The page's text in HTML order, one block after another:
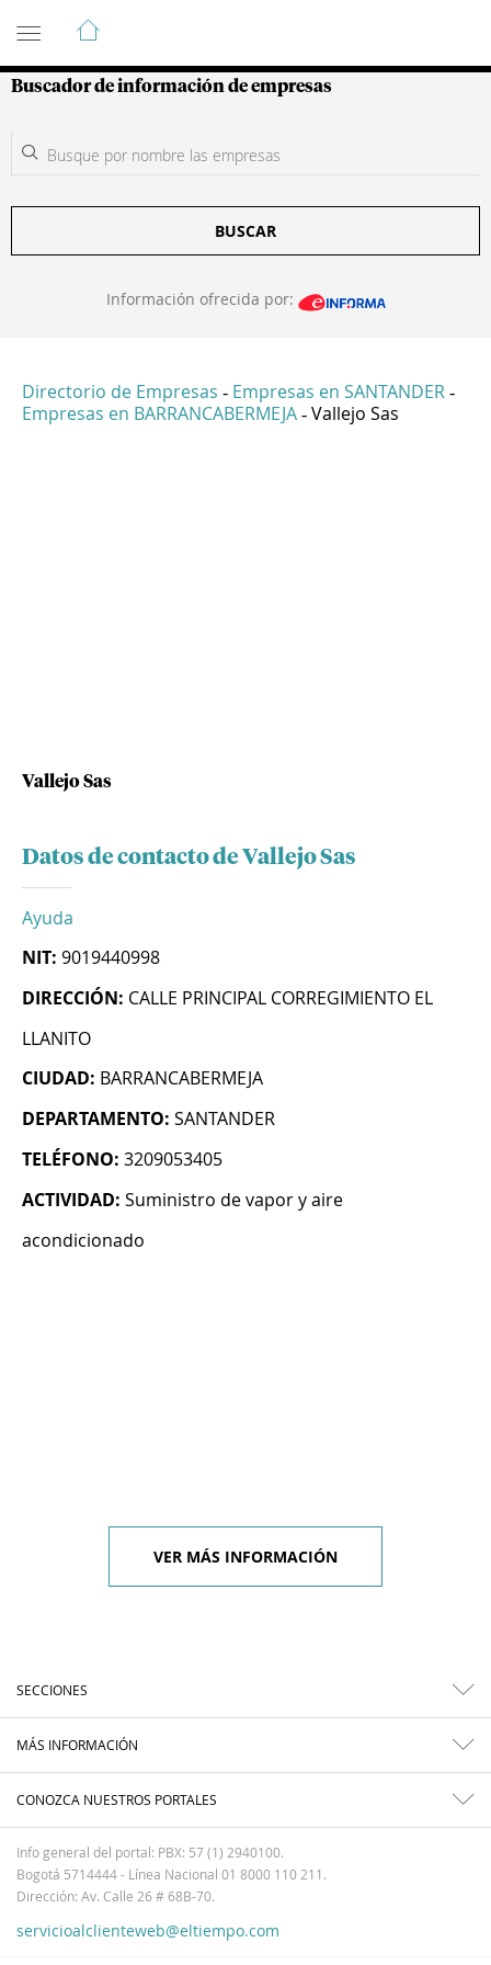
Guía de Empresas Colombianas
Buscador de información de empresas
BUSCAR
Información ofrecida por:
Directorio de Empresas - Empresas en SANTANDER -
Empresas en BARRANCABERMEJA - Vallejo Sas
Vallejo Sas
Datos de contacto de Vallejo Sas
Ayuda
NIT: 9019440998
DIRECCIÓN: CALLE PRINCIPAL CORREGIMIENTO EL
LLANITO
CIUDAD: BARRANCABERMEJA
DEPARTAMENTO: SANTANDER
TELÉFONO: 3209053405
ACTIVIDAD: Suministro de vapor y aire
acondicionado
VER MÁS INFORMACIÓN
SECCIONES
MÁS INFORMACIÓN
CONOZCA NUESTROS PORTALES
Info general del portal: PBX: 57 (1) 2940100.
Bogotá 5714444 - Línea Nacional 01 8000 110 211.
Dirección: Av. Calle 26 # 68B-70.
servicioalclienteweb@eltiempo.com